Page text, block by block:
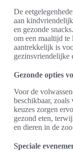
De
aan
en gezonde
om een maaltijd te
aantrekkelijk is
gezinsvriendelijke
Gezonde opties
Voor de
beschikbaar, zoals
keuzes zorgen
gezond eten,
en dieren in de
Speciale